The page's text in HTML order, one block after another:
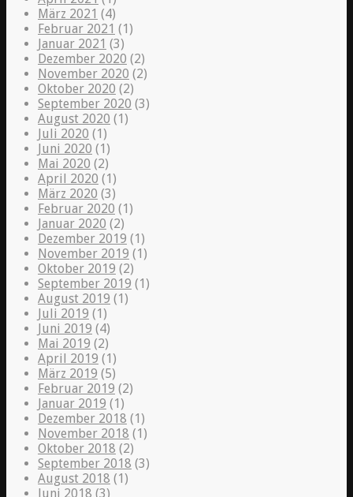
März 2021 (4)
Februar 2021 (1)
Januar 2021 (3)
Dezember 2020 (2)
November 2020 (2)
Oktober 2020 (2)
September 2020 (3)
August 2020 (1)
Juli 2020 (1)
Juni 2020 (1)
Mai 2020 (2)
April 2020 (1)
März 2020 (3)
Februar 2020 (1)
Januar 2020 (2)
Dezember 2019 (1)
November 2019 (1)
Oktober 2019 (2)
September 2019 (1)
August 2019 (1)
Juli 2019 (1)
Juni 2019 (4)
Mai 2019 (2)
April 2019 (1)
März 2019 (5)
Februar 2019 (2)
Januar 2019 (1)
Dezember 2018 (1)
November 2018 (1)
Oktober 2018 (2)
September 2018 (3)
August 2018 (1)
Juni 2018 (3)